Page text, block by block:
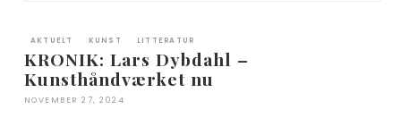
AKTUELT KUNST LITTERATUR
KRONIK: Lars Dybdahl –
Kunsthåndværket nu
NOVEMBER 27, 2024